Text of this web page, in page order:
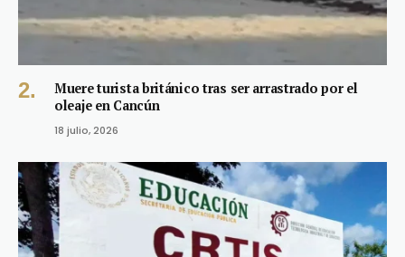
Muere turista británico tras ser arrastrado por el
oleaje en Cancún
18 julio, 2026